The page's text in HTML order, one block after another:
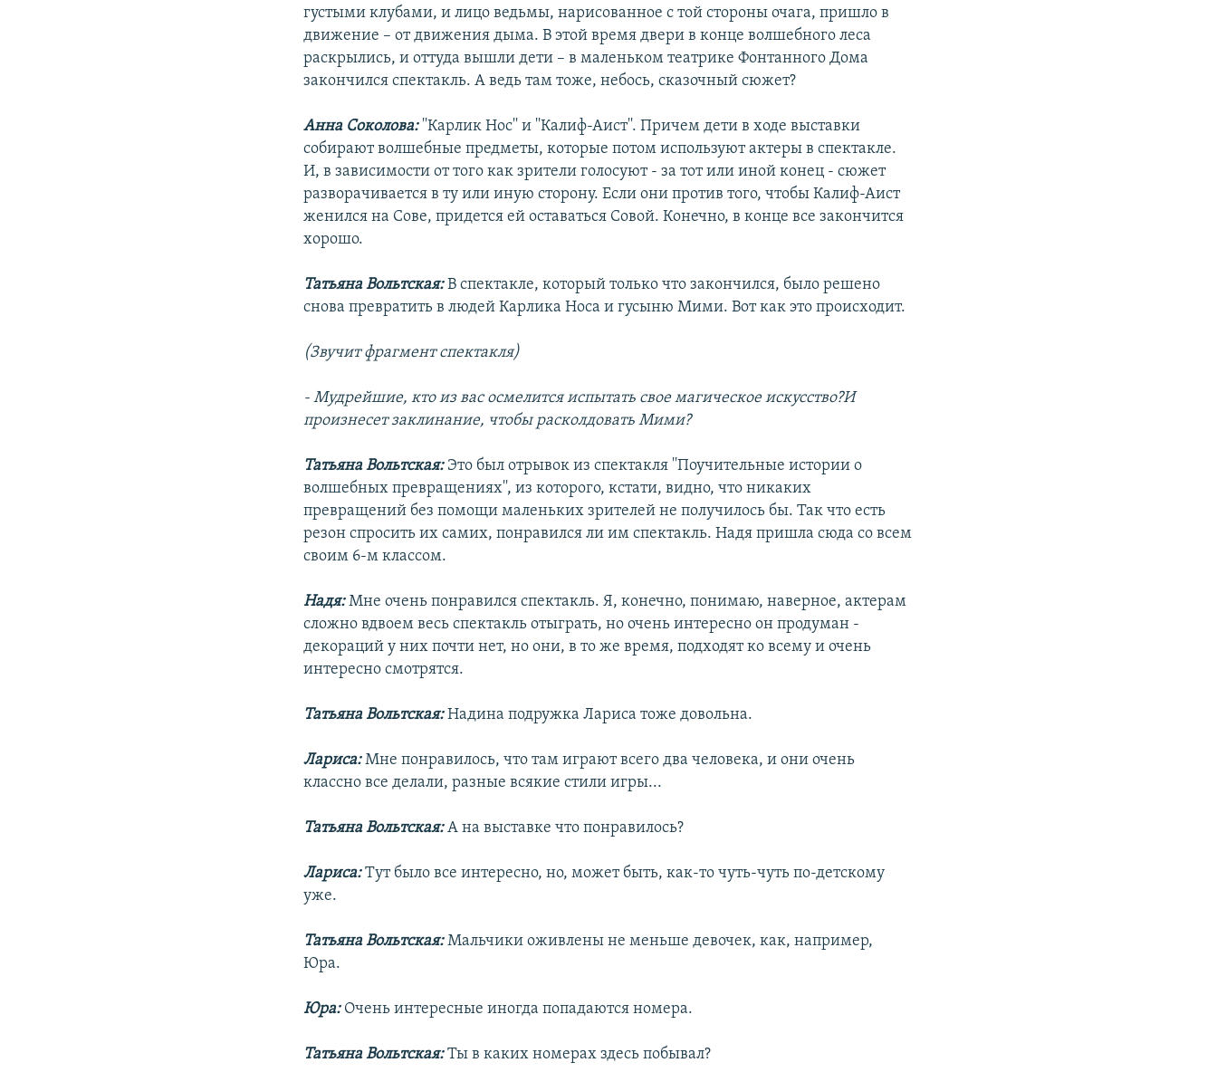
густыми клубами, и лицо ведьмы, нарисованное с той стороны очага, пришло в
движение – от движения дыма. В этой время двери в конце волшебного леса
раскрылись, и оттуда вышли дети – в маленьком театрике Фонтанного Дома
закончился спектакль. А ведь там тоже, небось, сказочный сюжет?
Анна Соколова:''Карлик Нос'' и ''Калиф-Аист''. Причем дети в ходе выставки
собирают волшебные предметы, которые потом используют актеры в спектакле.
И, в зависимости от того как зрители голосуют - за тот или иной конец - сюжет
разворачивается в ту или иную сторону. Если они против того, чтобы Калиф-Аист
женился на Сове, придется ей оставаться Совой. Конечно, в конце все закончится
хорошо.
Татьяна Вольтская:В спектакле, который только что закончился, было решено
снова превратить в людей Карлика Носа и гусыню Мими. Вот как это происходит.
(Звучит фрагмент спектакля)
- Мудрейшие, кто из вас осмелится испытать свое магическое искусство?И
произнесет заклинание, чтобы расколдовать Мими?
Татьяна Вольтская: Это был отрывок из спектакля ''Поучительные истории о
волшебных превращениях'', из которого, кстати, видно, что никаких
превращений без помощи маленьких зрителей не получилось бы. Так что есть
резон спросить их самих, понравился ли им спектакль. Надя пришла сюда со всем
своим 6-м классом.
Надя:Мне очень понравился спектакль. Я, конечно, понимаю, наверное, актерам
сложно вдвоем весь спектакль отыграть, но очень интересно он продуман -
декораций у них почти нет, но они, в то же время, подходят ко всему и очень
интересно смотрятся.
Татьяна Вольтская:Надина подружка Лариса тоже довольна.
Лариса:Мне понравилось, что там играют всего два человека, и они очень
классно все делали, разные всякие стили игры...
Татьяна Вольтская:А на выставке что понравилось?
Лариса:Тут было все интересно, но, может быть, как-то чуть-чуть по-детскому
уже.
Татьяна Вольтская:Мальчики оживлены не меньше девочек, как, например,
Юра.
Юра:Очень интересные иногда попадаются номера.
Татьяна Вольтская:Ты в каких номерах здесь побывал?